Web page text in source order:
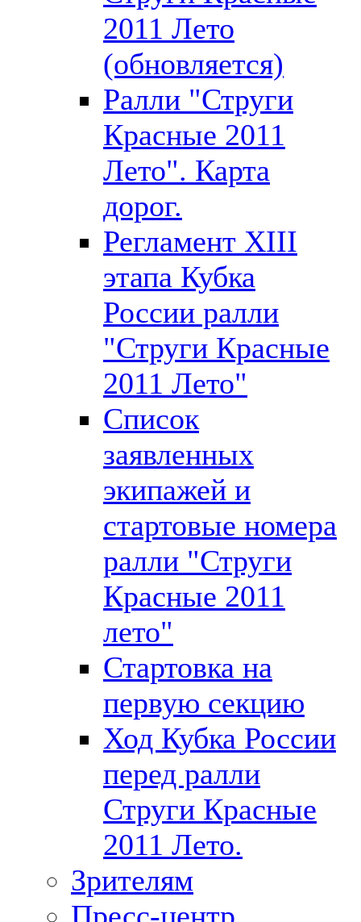
2011 Лето
(обновляется)
Ралли "Струги
Красные 2011
Лето". Карта
дорог.
Регламент XIII
этапа Кубка
России ралли
"Струги Красные
2011 Лето"
Список
заявленных
экипажей и
стартовые номера
ралли "Струги
Красные 2011
лето"
Стартовка на
первую секцию
Ход Кубка России
перед ралли
Струги Красные
2011 Лето.
Зрителям